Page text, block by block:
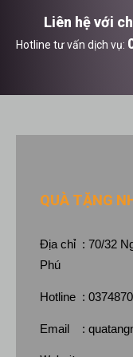
Liên hệ với
Hotline tư vấn dịch vụ:
QUÀ TẶNG
Địa chỉ : 70/32
Phú
Hotline :
Email :